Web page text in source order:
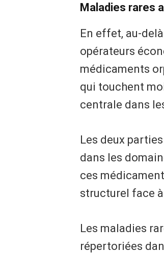
Maladies rares
En effet, au-
opérateurs
médicaments
qui touchent
centrale dans
Les deux
dans les
ces
structurel face
Les maladies
répertoriées